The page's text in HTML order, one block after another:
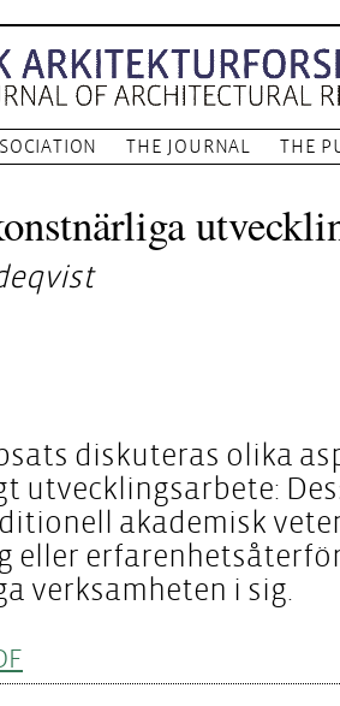
THE JOURNAL THE
diskuteras olika
utvecklingsarbete:
akademisk
eller
verksamheten i sig.